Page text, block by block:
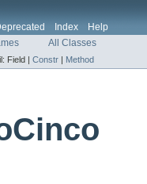
Index
Help
All Classes
Field | Constr | Method